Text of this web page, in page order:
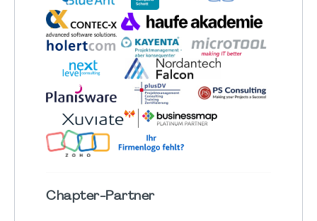
Chapter-Partner